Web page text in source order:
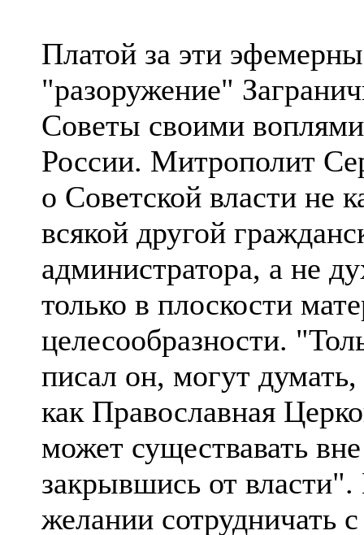
Платой за эти
"разоружение"
Советы своими
России. Митpополит
о Советской власти не
всякой другой
администратора, а не
только в плоскости
целесообразности.
писал он, могут
как Православная
может существавать
закрывшись от
желании сотрудничать